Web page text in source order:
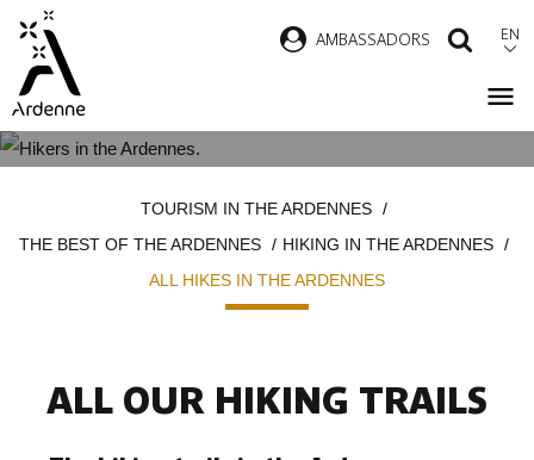
main
content
AMBASSADORS EN
TOURISM IN THE ARDENNES
THE BEST OF THE ARDENNES
HIKING IN THE ARDENNES
ALL HIKES IN THE ARDENNES
ALL OUR HIKING TRAILS